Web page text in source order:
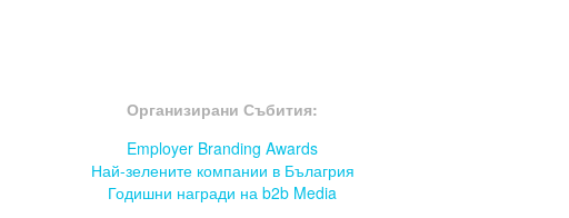
Организирани Събития:
Employer Branding Awards
Най-зелените компании в Бълагрия
Годишни награди на b2b Media